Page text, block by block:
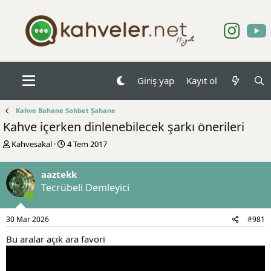
Giriş yap Kayıt ol
Kahve Bahane Sohbet Şahane
Kahve içerken dinlenebilecek şarkı önerileri
K
n
b
u
y
u
b
ş
Kahvesakal
B
ş
l
a
g
t
4 Tem 2017
aaztekk
Tecrübeli Demleyici
30 Mar 2026 #981
Bu aralar açık ara favori